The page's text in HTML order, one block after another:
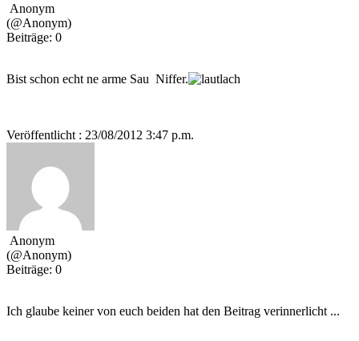
Anonym
(@Anonym)
Beiträge: 0
Bist schon echt ne arme Sau Niffer.
Veröffentlicht : 23/08/2012 3:47 p.m.
Anonym
(@Anonym)
Beiträge: 0
Ich glaube keiner von euch beiden hat den Beitrag verinnerlicht ...